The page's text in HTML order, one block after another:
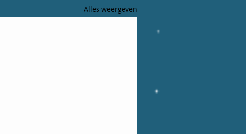
Alles weergeven